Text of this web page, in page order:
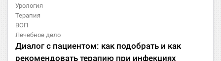
Урология
Терапия
ВОП
Лечебное дело
Диалог с пациентом: как подобрать и как
рекомендовать терапию при инфекциях